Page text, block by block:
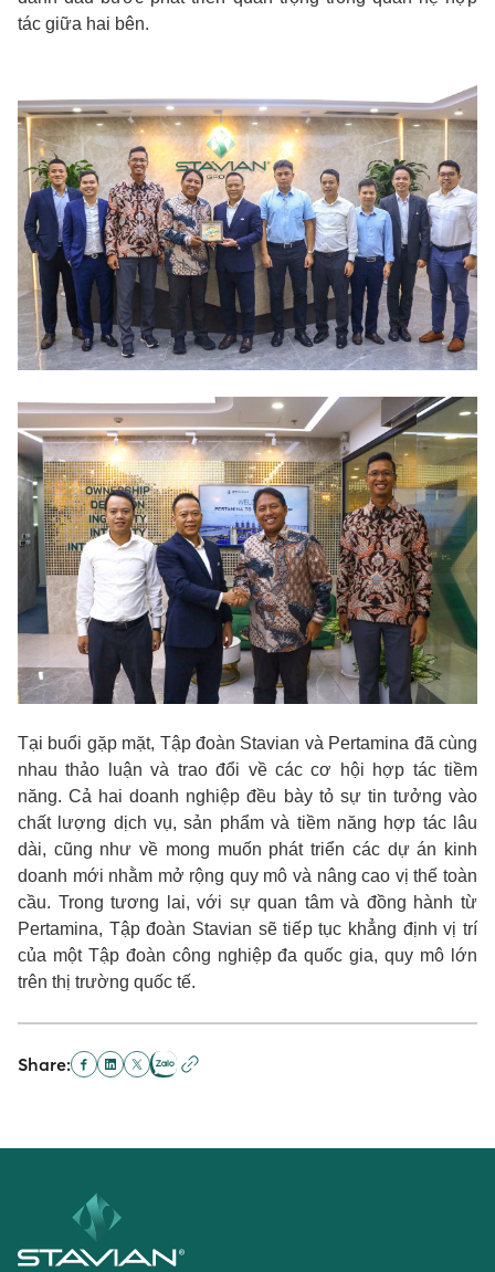
tác giữa hai bên.
Tại buổi gặp mặt, Tập đoàn Stavian và Pertamina đã cùng
nhau thảo luận và trao đổi về các cơ hội hợp tác tiềm
năng. Cả hai doanh nghiệp đều bày tỏ sự tin tưởng vào
chất lượng dịch vụ, sản phẩm và tiềm năng hợp tác lâu
dài, cũng như về mong muốn phát triển các dự án kinh
doanh mới nhằm mở rộng quy mô và nâng cao vị thế toàn
cầu. Trong tương lai, với sự quan tâm và đồng hành từ
Pertamina, Tập đoàn Stavian sẽ tiếp tục khẳng định vị trí
của một Tập đoàn công nghiệp đa quốc gia, quy mô lớn
trên thị trường quốc tế.
Share: